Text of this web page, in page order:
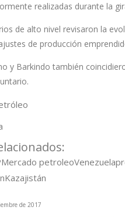
realizadas durante la
de alto nivel revisaron la
de producción
y Barkindo también
Mercado petroleoVenezuela
Kazajistán
de 2017